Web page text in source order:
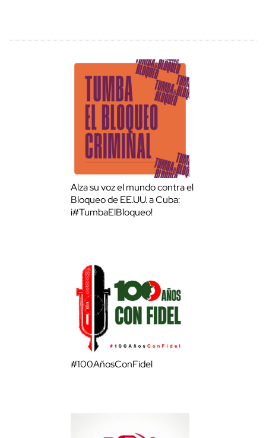
Alza su voz el mundo contra el
Bloqueo de EE.UU. a Cuba:
¡#TumbaElBloqueo!
#100AñosConFidel